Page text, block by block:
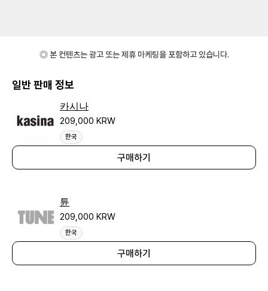
◎ 본 컨텐츠는 광고 또는 제휴 마케팅을 포함하고 있습니다.
일반 판매 정보
카시나
209,000 KRW
한국
구매하기
튠
209,000 KRW
한국
구매하기